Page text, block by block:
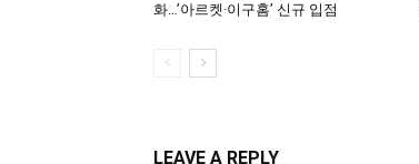
화…’아르켓·이구홈’ 신규 입점
LEAVE A REPLY